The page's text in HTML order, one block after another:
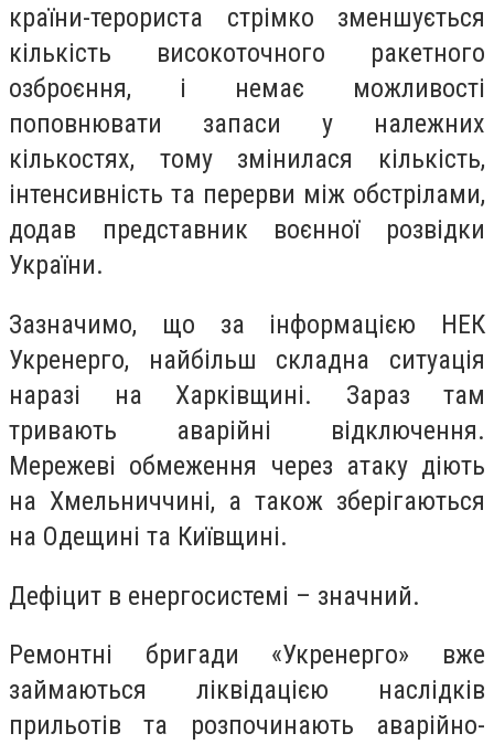
країни-терориста стрімко зменшується
кількість високоточного ракетного
озброєння, і немає можливості
поповнювати запаси у належних
кількостях, тому змінилася кількість,
інтенсивність та перерви між обстрілами,
додав представник воєнної розвідки
України.
Зазначимо, що за інформацією НЕК
Укренерго, найбільш складна ситуація
наразі на Харківщині. Зараз там
тривають аварійні відключення.
Мережеві обмеження через атаку діють
на Хмельниччині, а також зберігаються
на Одещині та Київщині.
Дефіцит в енергосистемі – значний.
Ремонтні бригади «Укренерго» вже
займаються ліквідацією наслідків
прильотів та розпочинають аварійно-